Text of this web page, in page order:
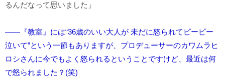
るんだなって思いました」
――『教室』には“36歳のいい大人が 未だに怒られてピーピー
泣いて”という一節もありますが、プロデューサーのカワムラヒ
ロシさんに今でもよく怒られるということですけど、最近は何
で怒られました？ (笑)